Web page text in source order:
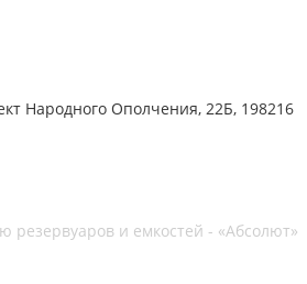
Народного Ополчения, 22Б, 198216